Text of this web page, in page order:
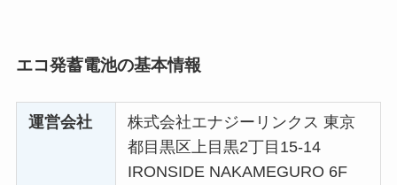
エコ発蓄電池の基本情報
運営会社
株式会社エナジーリンクス 東京
都目黒区上目黒2丁目15-14
IRONSIDE NAKAMEGURO 6F